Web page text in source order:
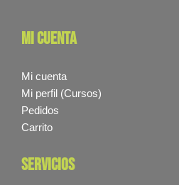
mi cuenta
Mi cuenta
Mi perfil (Cursos)
Pedidos
Carrito
servicios